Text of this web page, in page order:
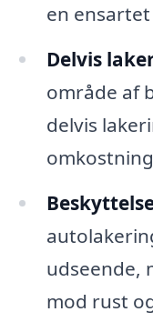
en
Delvis
område af
delvis
udseende,
mod rust